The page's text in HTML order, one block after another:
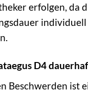
erfolgen, da
individuell
D4
Beschwerden ist